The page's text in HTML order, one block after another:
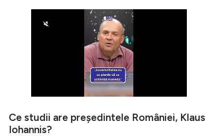
Ce studii are preşedintele României, Klaus
Iohannis?